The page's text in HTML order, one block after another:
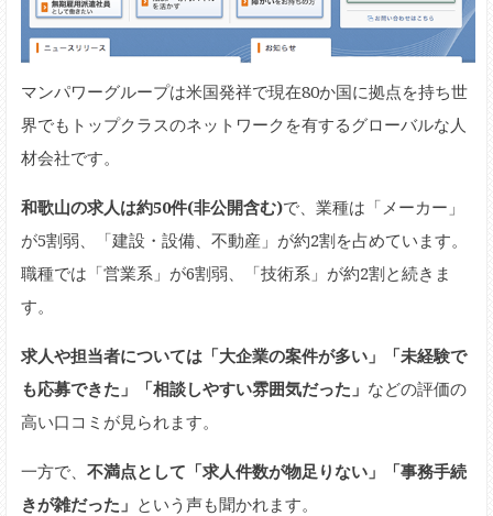
マンパワーグループは米国発祥で現在80か国に拠点を持ち世
界でもトップクラスのネットワークを有するグローバルな人
材会社です。
和歌山の求人は約50件(非公開含む)で、業種は「メーカー」
が5割弱、「建設・設備、不動産」が約2割を占めています。
職種では「営業系」が6割弱、「技術系」が約2割と続きま
す。
求人や担当者については「大企業の案件が多い」「未経験で
も応募できた」「相談しやすい雰囲気だった」 などの評価の
高い口コミが見られます。
一方で、 不満点として「求人件数が物足りない」「事務手続
きが雑だった」 という声も聞かれます。